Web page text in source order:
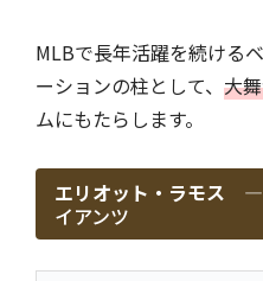
MLBで長年活躍を続ける
ーションの柱として、 大
ムにもたらします。
エリオット・ラモス ―
イアンツ